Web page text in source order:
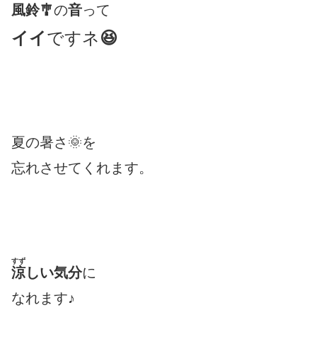
風鈴🎐の音って
イイですネ😆
夏の暑さ🌞を
忘れさせてくれます。
涼
すず
しい気分に
なれます♪